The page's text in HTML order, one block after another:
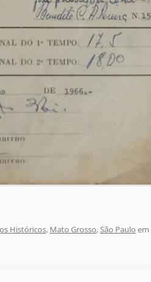
Históricos, Mato Grosso,São Paulo em